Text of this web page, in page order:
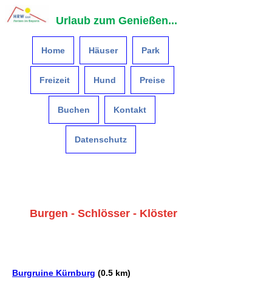
Urlaub zum Genießen...
Home Häuser Park
Freizeit Hund Preise
Buchen Kontakt
Datenschutz
Burgen - Schlösser - Klöster
Burgruine Kürnburg (0.5 km)